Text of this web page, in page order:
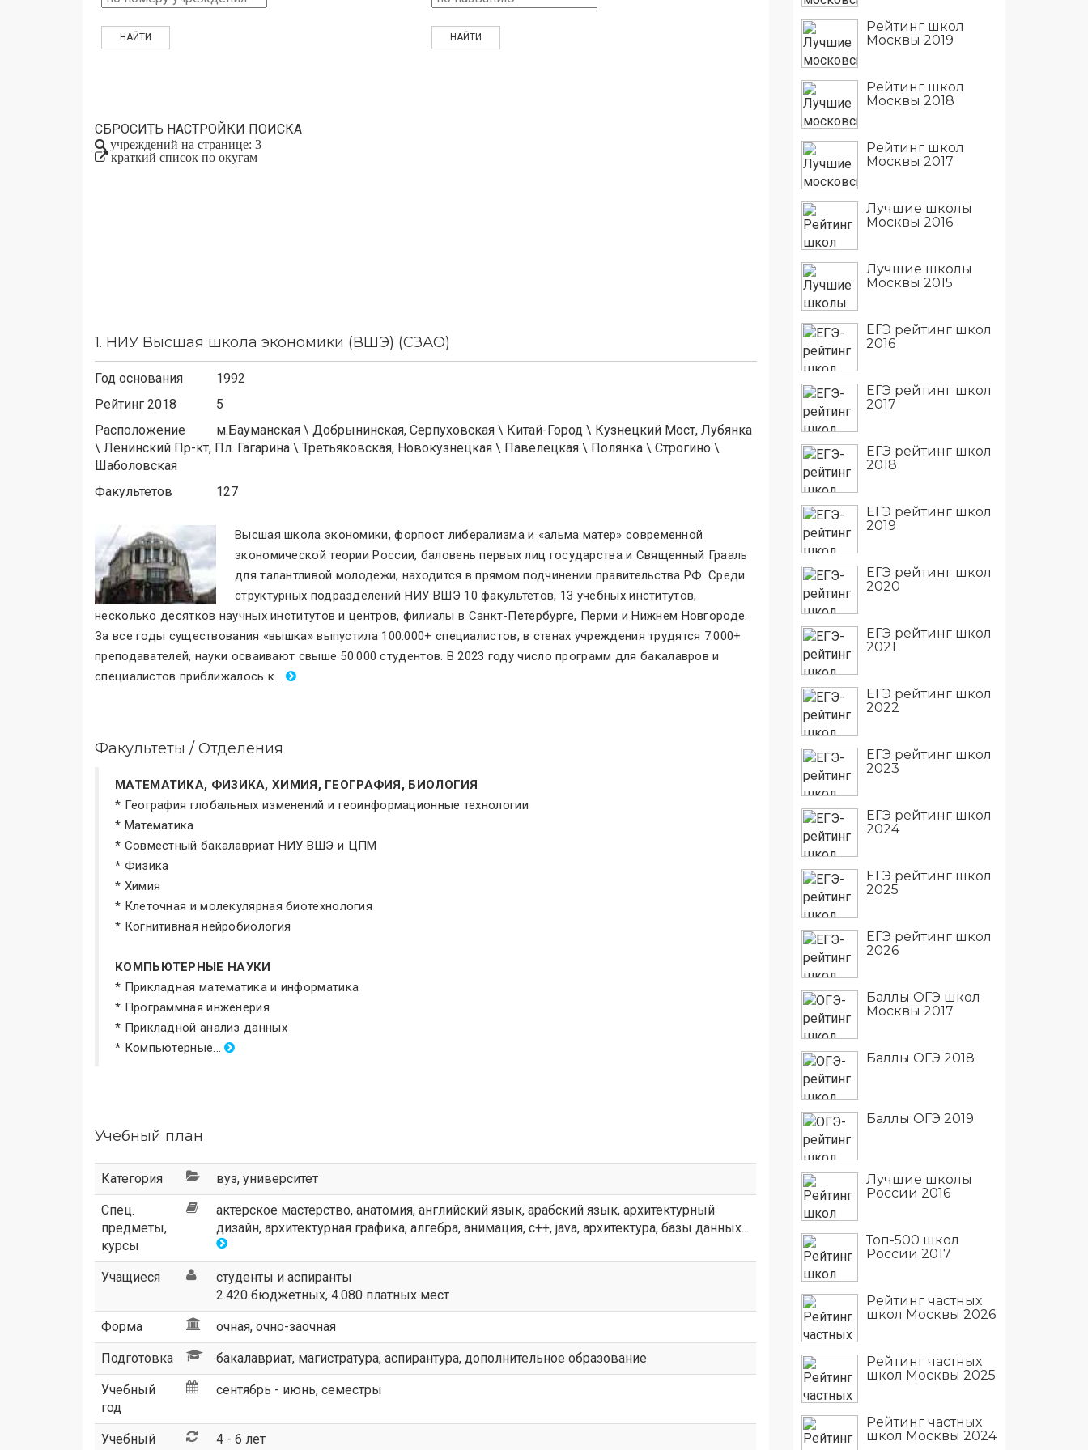
СБРОСИТЬ НАСТРОЙКИ ПОИСКА
учреждений на странице: 3
краткий список по окугам
1. НИУ Высшая школа экономики (ВШЭ) (СЗАО)
Год основания
1992
Рейтинг 2018
5
Расположение
м.Бауманская \ Добрынинская, Серпуховская \ Китай-Город \ Кузнецкий Мост, Лубянка
\ Ленинский Пр-кт, Пл. Гагарина \ Третьяковская, Новокузнецкая \ Павелецкая \ Полянка \ Строгино \
Шаболовская
Факультетов
127
Высшая школа экономики, форпост либерализма и «альма матер» современной
экономической теории России, баловень первых лиц государства и Священный Грааль
для талантливой молодежи, находится в прямом подчинении правительства РФ. Среди
структурных подразделений НИУ ВШЭ 10 факультетов, 13 учебных институтов,
несколько десятков научных институтов и центров, филиалы в Санкт-Петербурге, Перми и Нижнем Новгороде.
За все годы существования «вышка»выпустила 100.000+ специалистов, в стенах учреждения трудятся 7.000+
преподавателей, науки осваивают свыше 50.000 студентов. В 2023 году число программ для бакалавров и
специалистов приближалось к...
Факультеты / Отделения
МАТЕМАТИКА, ФИЗИКА, ХИМИЯ, ГЕОГРАФИЯ, БИОЛОГИЯ
* География глобальных изменений и геоинформационные технологии
* Математика
* Совместный бакалавриат НИУ ВШЭ и ЦПМ
* Физика
* Химия
* Клеточная и молекулярная биотехнология
* Когнитивная нейробиология
КОМПЬЮТЕРНЫЕ НАУКИ
* Прикладная математика и информатика
* Программная инженерия
* Прикладной анализ данных
* Компьютерные...
Учебный план
Категория вуз, университет
Спец.
предметы,
курсы
актерское мастерство, анатомия, английский язык, арабский язык, архитектурный
дизайн, архитектурная графика, алгебра, анимация, c++, java, архитектура, базы данных...
Учащиеся
студенты и аспиранты
2.420 бюджетных, 4.080 платных мест
Форма очная, очно-заочная
Подготовка бакалавриат, магистратура, аспирантура, дополнительное образование
Учебный
год
сентябрь - июнь, семестры
Учебный
4 - 6 лет
Рейтинг школ
Москвы 2019
Рейтинг школ
Москвы 2018
Рейтинг школ
Москвы 2017
Лучшие школы
Москвы 2016
Лучшие школы
Москвы 2015
ЕГЭ рейтинг школ
2016
ЕГЭ рейтинг школ
2017
ЕГЭ рейтинг школ
2018
ЕГЭ рейтинг школ
2019
ЕГЭ рейтинг школ
2020
ЕГЭ рейтинг школ
2021
ЕГЭ рейтинг школ
2022
ЕГЭ рейтинг школ
2023
ЕГЭ рейтинг школ
2024
ЕГЭ рейтинг школ
2025
ЕГЭ рейтинг школ
2026
Баллы ОГЭ школ
Москвы 2017
Баллы ОГЭ 2018
Баллы ОГЭ 2019
Лучшие школы
России 2016
Топ-500 школ
России 2017
Рейтинг частных
школ Москвы 2026
Рейтинг частных
школ Москвы 2025
Рейтинг частных
школ Москвы 2024